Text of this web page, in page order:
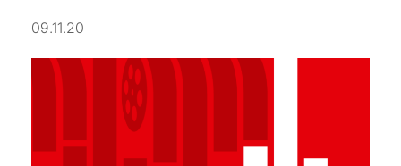
09.11.20